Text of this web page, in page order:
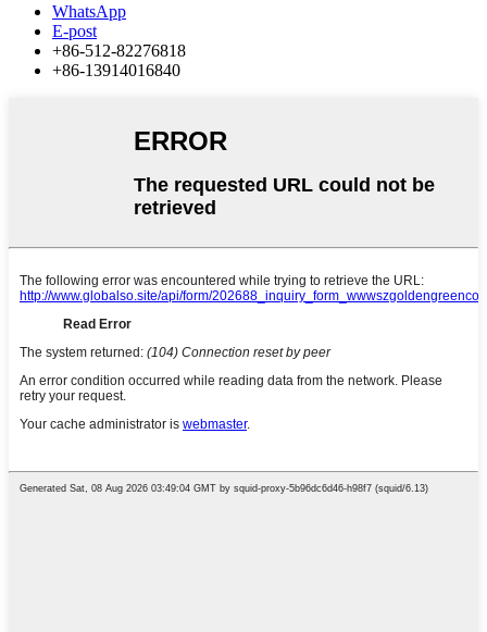
WhatsApp
E-post
+86-512-82276818
+86-13914016840